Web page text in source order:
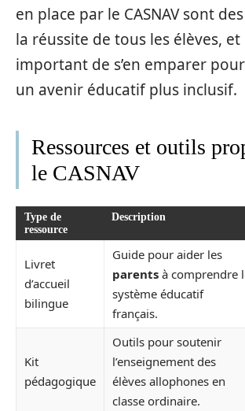
en place par le CASNAV sont
la réussite de tous les élèves, et
important de s’en emparer
un avenir éducatif plus inclusif.
Ressources et outils
le CASNAV
Type de
ressource
Description
Livret
d’accueil
bilingue
Guide pour aider les
parents à comprendre
système éducatif
français.
Kit
pédagogique
Outils pour soutenir
l’enseignement des
élèves allophones en
classe ordinaire.